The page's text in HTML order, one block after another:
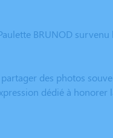
BRUNOD
des photos
dédié à honorer